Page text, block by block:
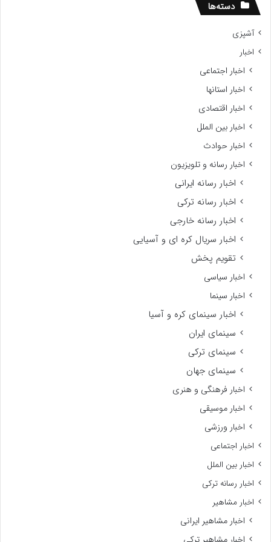
دسته‌ها
آشپزی
اخبار
اخبار اجتماعی
اخبار استانها
اخبار اقتصادی
اخبار بین الملل
اخبار حوادث
اخبار رسانه و تلویزیون
اخبار رسانه ایرانی
اخبار رسانه ترکی
اخبار رسانه خارجی
اخبار سریال کره ای و آسیایی
تقویم پخش
اخبار سیاسی
اخبار سینما
اخبار سینمای کره و آسیا
سینمای ایران
سینمای ترکی
سینمای جهان
اخبار فرهنگی و هنری
اخبار موسیقی
اخبار ورزشی
اخبار اجتماعی
اخبار بین الملل
اخبار رسانه ترکی
اخبار مشاهیر
اخبار مشاهیر ایرانی